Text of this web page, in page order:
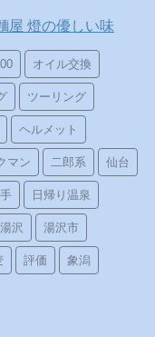
屋 燈の優しい味
オイル交換
ツーリング
ヘルメット
マン 二郎系 仙台
日帰り温泉
湯沢 湯沢市
評価 象潟